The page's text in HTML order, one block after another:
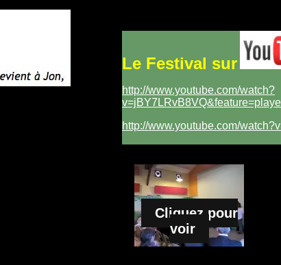
Cliquez pour
voir
Le Festival sur
http://www.youtube.com/watch?
http://www.youtube.com/